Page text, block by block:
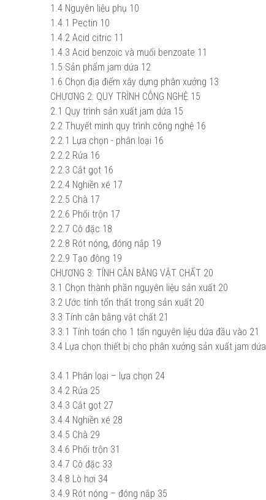
1.4 Nguyên liệu phụ 10
1.4.1 Pectin 10
1.4.2 Acid citric 11
1.4.3 Acid benzoic và muối benzoate 11
1.5 Sản phẩm jam dứa 12
1.6 Chọn địa điểm xây dựng phân xưởng 13
CHƯƠNG 2: QUY TRÌNH CÔNG NGHỆ 15
2.1 Quy trình sản xuất jam dứa 15
2.2 Thuyết minh quy trình công nghệ 16
2.2.1 Lựa chọn - phân loại 16
2.2.2 Rửa 16
2.2.3 Cắt gọt 16
2.2.4 Nghiền xé 17
2.2.5 Chà 17
2.2.6 Phối trộn 17
2.2.7 Cô đặc 18
2.2.8 Rót nóng, đóng nắp 19
2.2.9 Tạo đông 19
CHƯƠNG 3: TÍNH CÂN BẰNG VẬT CHẤT 20
3.1 Chọn thành phần nguyên liệu sản xuất 20
3.2 Ước tính tổn thất trong sản xuất 20
3.3 Tính cân bằng vật chất 21
3.3.1 Tính toán cho 1 tấn nguyên liệu dứa đầu vào 21
3.4 Lựa chọn thiết bị cho phân xưởng sản xuất jam dứa
3.4.1 Phân loại – lựa chọn 24
3.4.2 Rửa 25
3.4.3 Cắt gọt 27
3.4.4 Nghiền xé 28
3.4.5 Chà 29
3.4.6 Phối trộn 31
3.4.7 Cô đặc 33
3.4.8 Lò hơi 34
3.4.9 Rót nóng – đóng nắp 35